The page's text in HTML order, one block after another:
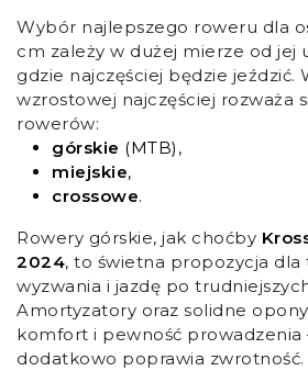
Wybór najlepszego roweru dla
cm zależy w dużej mierze od jej
gdzie najczęściej będzie jeździć.
wzrostowej najczęściej rozważa
rowerów:
górskie (MTB),
miejskie,
crossowe.
Rowery górskie, jak choćby
2024, to świetna propozycja dla
wyzwania i jazdę po
Amortyzatory oraz solidne
komfort i pewność prowadzenia
dodatkowo poprawia